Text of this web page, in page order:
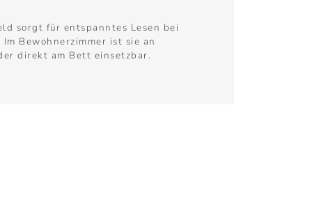
sorgt für entspanntes Lesen bei
Bewohnerzimmer ist sie an
direkt am Bett einsetzbar.